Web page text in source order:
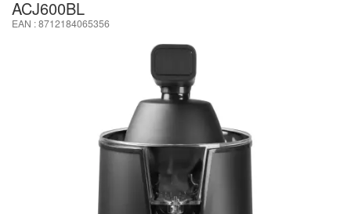
ACJ600BL
EAN : 8712184065356